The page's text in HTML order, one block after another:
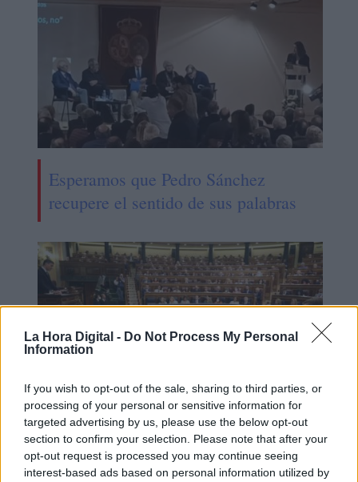
La Hora Digital - Do Not Process My Personal
Information
If you wish to opt-out of the sale, sharing to third parties, or
processing of your personal or sensitive information for
targeted advertising by us, please use the below opt-out
section to confirm your selection. Please note that after your
opt-out request is processed you may continue seeing
interest-based ads based on personal information utilized by
Esperamos que Pedro Sánchez
recupere el sentido de sus palabras
El Congreso aprueba definitivamente
las leyes de libertad sexual, de